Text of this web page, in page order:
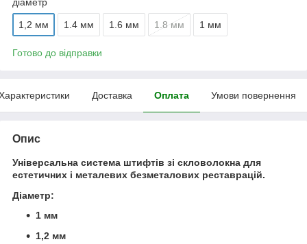
1,2 мм 1.4 мм 1.6 мм 1.8 мм 1 мм
Готово до відправки
Доставка Оплата Умови повернення
Опис
Універсальна система штифтів зі скловолокна для
естетичних і металевих безметалових реставрацій.
Діаметр:
1 мм
1,2 мм